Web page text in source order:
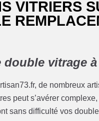
VITRIERS
vitrage à
de nombreux
peut s’avérer
sans difficulté vos